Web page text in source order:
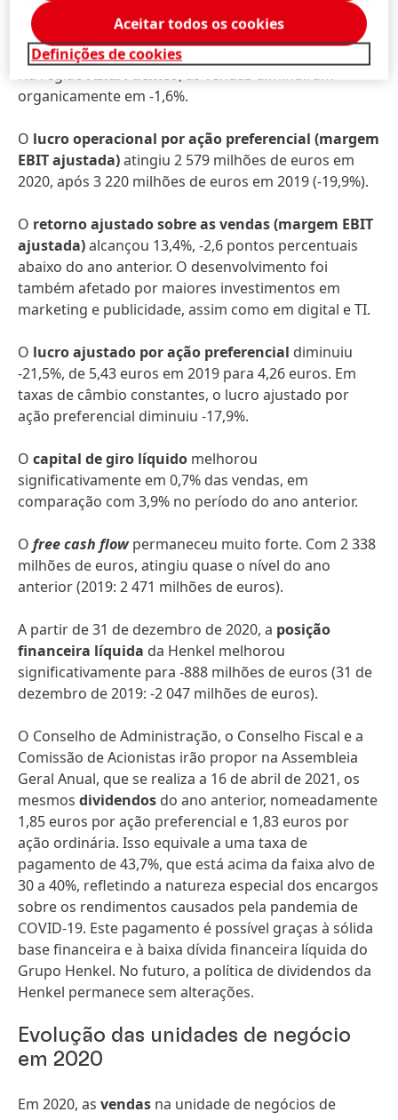
América do Norte
registou um desenvolvimento
orgânico das vendas de -2,2%. NaAmérica Latina
, as
vendas orgânicas diminuíram ligeiramente em 0,5%.
Na região Ásia/Pacífico, as vendas diminuíram
organicamente em -1,6%.
O lucro operacional por ação preferencial (margem
EBIT ajustada)atingiu 2 579 milhões de euros em
2020, após 3 220 milhões de euros em 2019 (-19,9%).
O retorno ajustado sobre as vendas(margem EBIT
ajustada)alcançou 13,4%, -2,6 pontos percentuais
abaixo do ano anterior. O desenvolvimento foi
também afetado por maiores investimentos em
marketing e publicidade, assim como em digital e TI.
O lucro ajustado por ação preferencial diminuiu
-21,5%, de 5,43 euros em 2019 para 4,26 euros. Em
taxas de câmbio constantes, o lucro ajustado por
ação preferencial diminuiu -17,9%.
O capital de giro líquido melhorou
significativamente em 0,7% das vendas, em
comparação com 3,9% no período do ano anterior.
O free cash flow permaneceu muito forte. Com 2 338
milhões de euros, atingiu quase o nível do ano
anterior (2019: 2 471 milhões de euros).
A partir de 31 de dezembro de 2020, a posição
financeira líquida da Henkel melhorou
significativamente para -888 milhões de euros (31 de
dezembro de 2019: -2 047 milhões de euros).
O Conselho de Administração, o Conselho Fiscal e a
Comissão de Acionistas irão propor na Assembleia
Geral Anual, que se realiza a 16 de abril de 2021, os
mesmos dividendos do ano anterior, nomeadamente
1,85 euros por ação preferencial e 1,83 euros por
ação ordinária. Isso equivale a uma taxa de
pagamento de 43,7%, que está acima da faixa alvo de
30 a 40%, refletindo a natureza especial dos encargos
sobre os rendimentos causados pela pandemia de
COVID-19. Este pagamento é possível graças à sólida
base financeira e à baixa dívida financeira líquida do
Grupo Henkel. No futuro, a política de dividendos da
Henkel permanece sem alterações.
Evolução das unidades de negócio
em 2020
Em 2020, as vendas na unidade de negócios de
Definições de cookies
Aceitar todos os cookies